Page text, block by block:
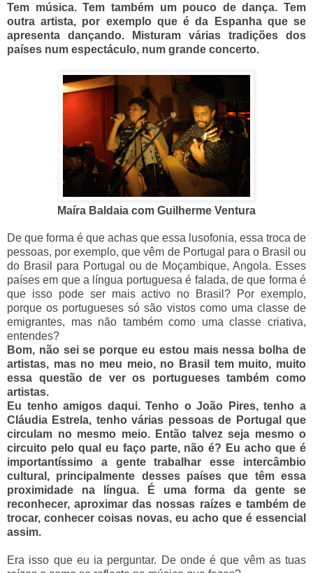
Tem música. Tem também um pouco de dança. Tem
outra artista, por exemplo que é da Espanha que se
apresenta dançando. Misturam várias tradições dos
países num espectáculo, num grande concerto.
Maíra Baldaia com Guilherme Ventura
De que forma é que achas que essa lusofonia, essa troca de
pessoas, por exemplo, que vêm de Portugal para o Brasil ou
do Brasil para Portugal ou de Moçambique, Angola. Esses
países em que a língua portuguesa é falada, de que forma é
que isso pode ser mais activo no Brasil? Por exemplo,
porque os portugueses só são vistos como uma classe de
emigrantes, mas não também como uma classe criativa,
entendes?
Bom, não sei se porque eu estou mais nessa bolha de
artistas, mas no meu meio, no Brasil tem muito, muito
essa questão de ver os portugueses também como
artistas.
Eu tenho amigos daqui. Tenho o João Pires, tenho a
Cláudia Estrela, tenho várias pessoas de Portugal que
circulam no mesmo meio. Então talvez seja mesmo o
circuito pelo qual eu faço parte, não é? Eu acho que é
importantíssimo a gente trabalhar esse intercâmbio
cultural, principalmente desses países que têm essa
proximidade na língua. É uma forma da gente se
reconhecer, aproximar das nossas raízes e também de
trocar, conhecer coisas novas, eu acho que é essencial
assim.
Era isso que eu ia perguntar. De onde é que vêm as tuas